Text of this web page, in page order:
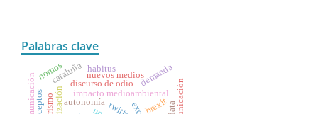
Palabras clave
autonomía
impacto medioambiental
brexit
discurso de odio demanda
nuevos medios
cataluña habitus
nomos